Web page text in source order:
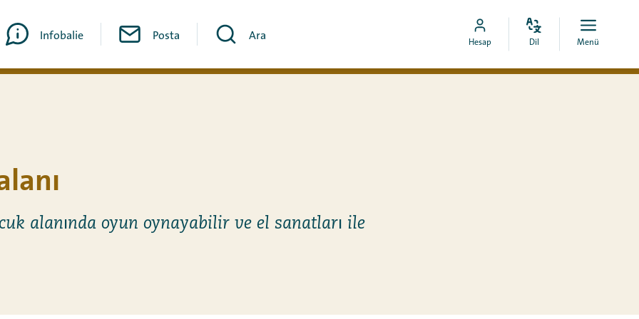
Infobalie Posta Ara
MyCOA
hesabına
Hesap
Dili
Dil
Aç
Menü
alanında oyun oynayabilir ve el sanatları ile